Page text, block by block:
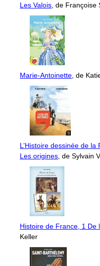
Les Valois , de Françoise
Marie-Antoinette , de
L’Histoire dessinée de
Les origines , de Sylvain
Histoire de France, 1 De
Keller